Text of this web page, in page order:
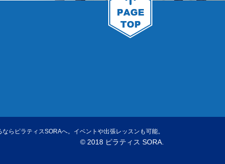
らピラティスSORAへ。イベントや出張レッスンも可能。
© 2018 ピラティス SORA.